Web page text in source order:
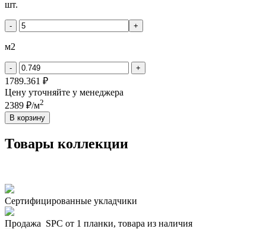
шт.
- +
м2
- +
1789.361 ₽
Цену уточняйте у менеджера
2389 ₽/м2
В корзину
Товары коллекции
Сертифицированные укладчики
Продажа SPC от 1 планки, товара из наличия